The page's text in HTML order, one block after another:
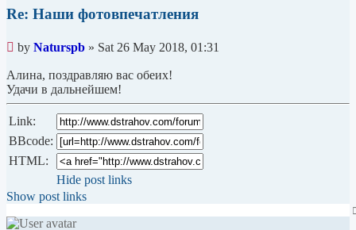
Re: Наши фотовпечатления
Unread
post
by Naturspb » Sat 26 May 2018, 01:31
Алина, поздравляю вас обеих!
Удачи в дальнейшем!
Link:
BBcode:
HTML:
Hide post links
Show post links